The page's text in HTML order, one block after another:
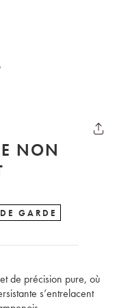
NON
GARDE
de précision pure, où
s’entrelacent